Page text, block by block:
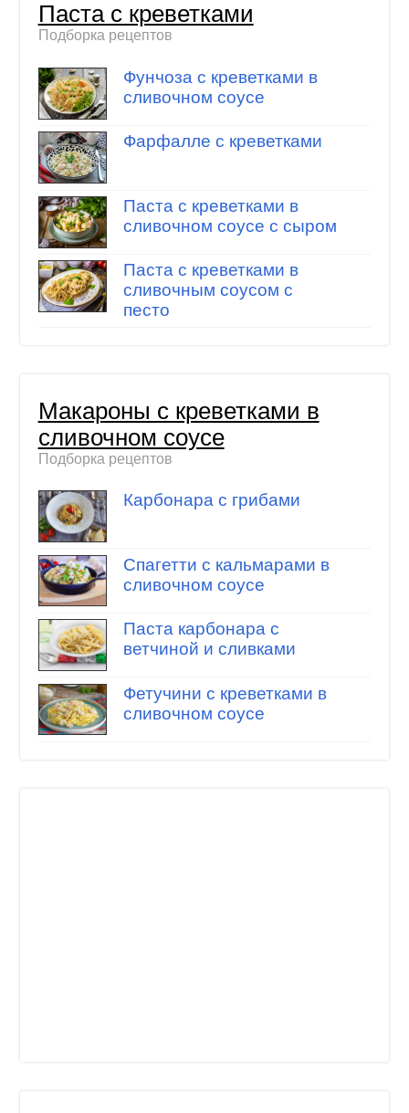
Паста с креветками
Подборка рецептов
Фунчоза с креветками в
сливочном соусе
Фарфалле с креветками
Паста с креветками в
сливочном соусе с сыром
Паста с креветками в
сливочным соусом с
песто
Макароны с креветками в
сливочном соусе
Подборка рецептов
Карбонара с грибами
Спагетти с кальмарами в
сливочном соусе
Паста карбонара с
ветчиной и сливками
Фетучини с креветками в
сливочном соусе